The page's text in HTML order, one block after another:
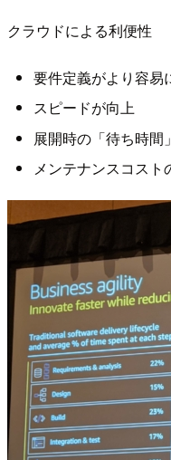
クラウドによる利便性
要件定義がより容易
スピードが向上
展開時の「待ち時間
メンテナンスコス